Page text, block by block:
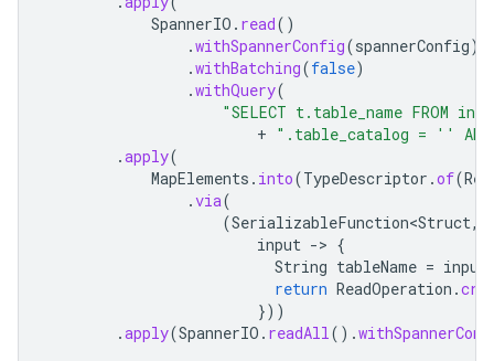
SpannerIO . read()
.withSpannerConfig(spannerConfig)
.withBatching(false)
.withQuery(
"SELECT t.table_name FROM
+ ".table_catalog = ''
.apply(
MapElements . into(TypeDescriptor .of(
.via(
(SerializableFunction<Struct,
input -> {
String tableName = input
return ReadOperation .
}))
.apply(SpannerIO . readAll().